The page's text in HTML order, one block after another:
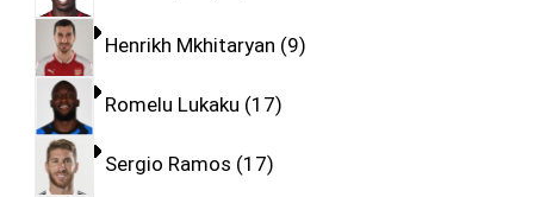
Henrikh Mkhitaryan 9
Romelu Lukaku 17
Sergio Ramos 17